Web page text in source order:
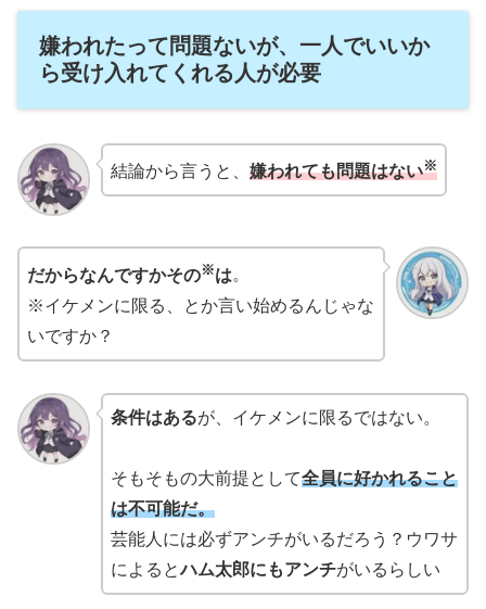
嫌われたって問題ないが、一人でいいか
ら受け入れてくれる人が必要
結論から言うと、 嫌われても問題はない※
だからなんですかその※は。
※イケメンに限る、とか言い始めるんじゃな
いですか？
条件はあるが、イケメンに限るではない。
そもそもの大前提として全員に好かれること
は不可能だ。
芸能人には必ずアンチがいるだろう？ウワサ
によるとハム太郎にもアンチがいるらしい